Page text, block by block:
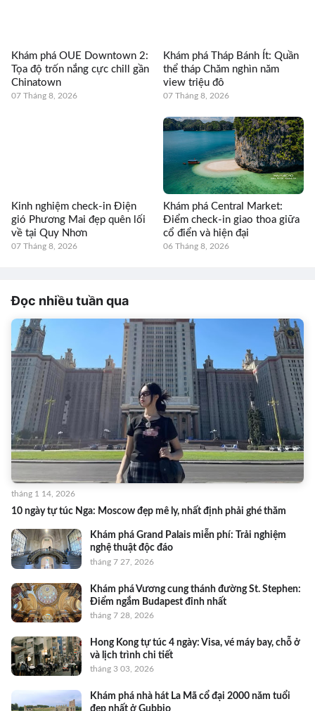
Khám phá OUE Downtown 2:
Tọa độ trốn nắng cực chill gần
Chinatown
07 Tháng 8, 2026
Khám phá Tháp Bánh Ít: Quần
thể tháp Chăm nghìn năm
view triệu đô
07 Tháng 8, 2026
Kinh nghiệm check-in Điện
gió Phương Mai đẹp quên lối
về tại Quy Nhơn
07 Tháng 8, 2026
Khám phá Central Market:
Điểm check-in giao thoa giữa
cổ điển và hiện đại
06 Tháng 8, 2026
Đọc nhiều tuần qua
10 ngày tự túc Nga: Moscow đẹp mê ly, nhất định phải ghé thăm
tháng 1 14, 2026
Khám phá Grand Palais miễn phí: Trải nghiệm
nghệ thuật độc đáo
tháng 7 27, 2026
Khám phá Vương cung thánh đường St. Stephen:
Điểm ngắm Budapest đỉnh nhất
tháng 7 28, 2026
Hong Kong tự túc 4 ngày: Visa, vé máy bay, chỗ ở
và lịch trình chi tiết
tháng 3 03, 2026
Khám phá nhà hát La Mã cổ đại 2000 năm tuổi